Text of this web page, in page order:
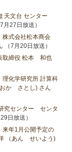
天文台 センター
7月27日放送）
株式会社松本商会
（7月20日放送）
取締役 松本 和也
理化学研究所 計算科
か さとし) さん
究センター センタ
日放送）
来年1月公開予定の
（あん せいよう)